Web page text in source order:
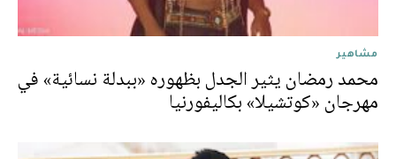
مشاهير
محمد رمضان يثير الجدل بظهوره «ببدلة نسائية» في
مهرجان «كوتشيلا» بكاليفورنيا